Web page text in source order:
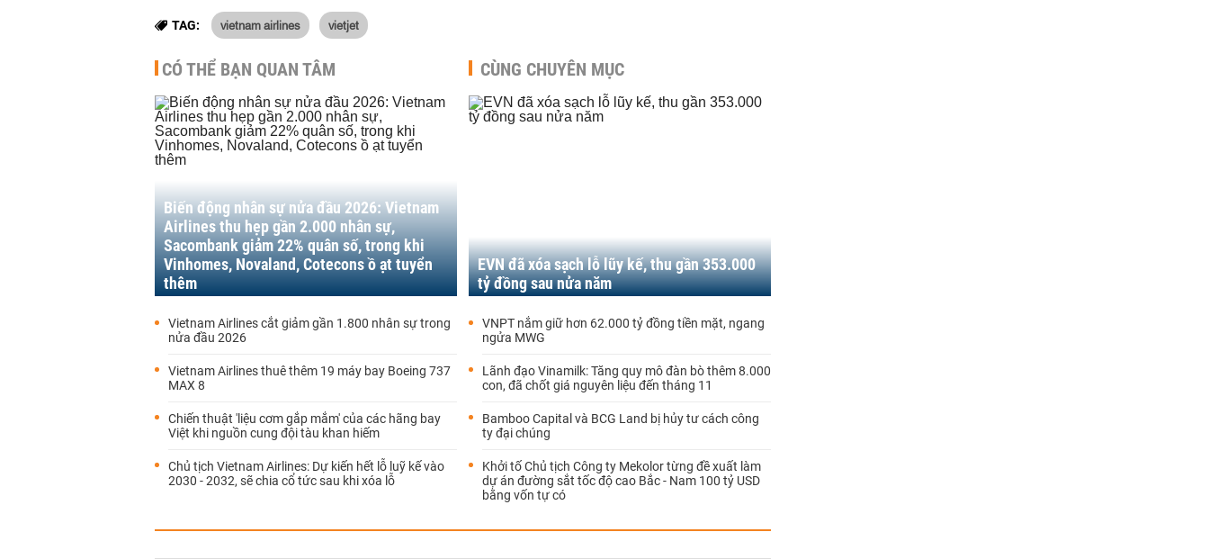
TAG: vietnam airlines vietjet
CÓ THỂ BẠN QUAN TÂM
Biến động nhân sự nửa đầu 2026: Vietnam
Airlines thu hẹp gần 2.000 nhân sự,
Sacombank giảm 22% quân số, trong khi
Vinhomes, Novaland, Cotecons ồ ạt tuyển
thêm
Vietnam Airlines cắt giảm gần 1.800 nhân sự trong
nửa đầu 2026
Vietnam Airlines thuê thêm 19 máy bay Boeing 737
MAX 8
Chiến thuật 'liệu cơm gắp mắm' của các hãng bay
Việt khi nguồn cung đội tàu khan hiếm
Chủ tịch Vietnam Airlines: Dự kiến hết lỗ luỹ kế vào
2030 - 2032, sẽ chia cổ tức sau khi xóa lỗ
CÙNG CHUYÊN MỤC
EVN đã xóa sạch lỗ lũy kế, thu gần 353.000
tỷ đồng sau nửa năm
VNPT nắm giữ hơn 62.000 tỷ đồng tiền mặt, ngang
ngửa MWG
Lãnh đạo Vinamilk: Tăng quy mô đàn bò thêm 8.000
con, đã chốt giá nguyên liệu đến tháng 11
Bamboo Capital và BCG Land bị hủy tư cách công
ty đại chúng
Khởi tố Chủ tịch Công ty Mekolor từng đề xuất làm
dự án đường sắt tốc độ cao Bắc - Nam 100 tỷ USD
bằng vốn tự có